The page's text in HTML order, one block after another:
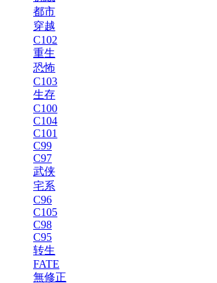
都市
穿越
C102
重生
恐怖
C103
生存
C100
C104
C101
C99
C97
武侠
宅系
C96
C105
C98
C95
转生
FATE
無修正